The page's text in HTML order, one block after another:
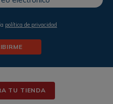
política de privacidad
TU TIENDA